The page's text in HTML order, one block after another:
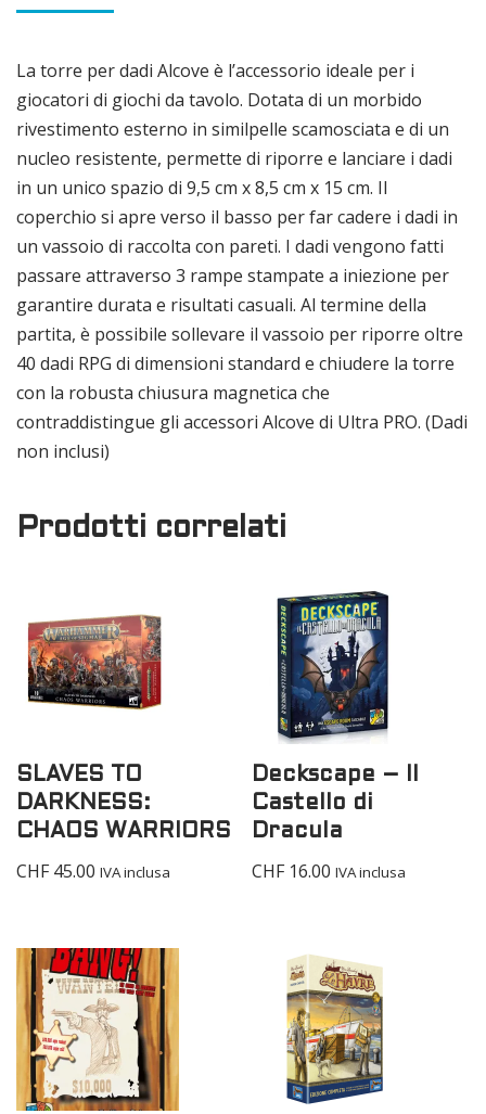
La torre per dadi Alcove è l’accessorio ideale per i
giocatori di giochi da tavolo. Dotata di un morbido
rivestimento esterno in similpelle scamosciata e di un
nucleo resistente, permette di riporre e lanciare i dadi
in un unico spazio di 9,5 cm x 8,5 cm x 15 cm. Il
coperchio si apre verso il basso per far cadere i dadi in
un vassoio di raccolta con pareti. I dadi vengono fatti
passare attraverso 3 rampe stampate a iniezione per
garantire durata e risultati casuali. Al termine della
partita, è possibile sollevare il vassoio per riporre oltre
40 dadi RPG di dimensioni standard e chiudere la torre
con la robusta chiusura magnetica che
contraddistingue gli accessori Alcove di Ultra PRO. (Dadi
non inclusi)
Prodotti correlati
SLAVES TO
DARKNESS:
CHAOS WARRIORS
CHF45.00 IVA inclusa
Deckscape – Il
Castello di
Dracula
CHF16.00 IVA inclusa